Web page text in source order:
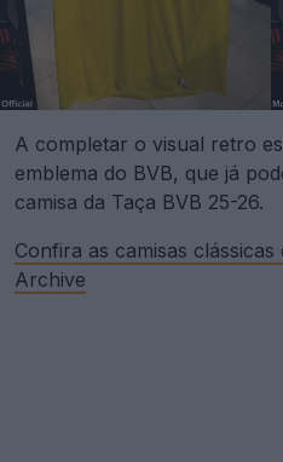
A completar o visual retro
emblema do BVB, que já
camisa da Taça BVB 25-26.
Confira as camisas
Archive